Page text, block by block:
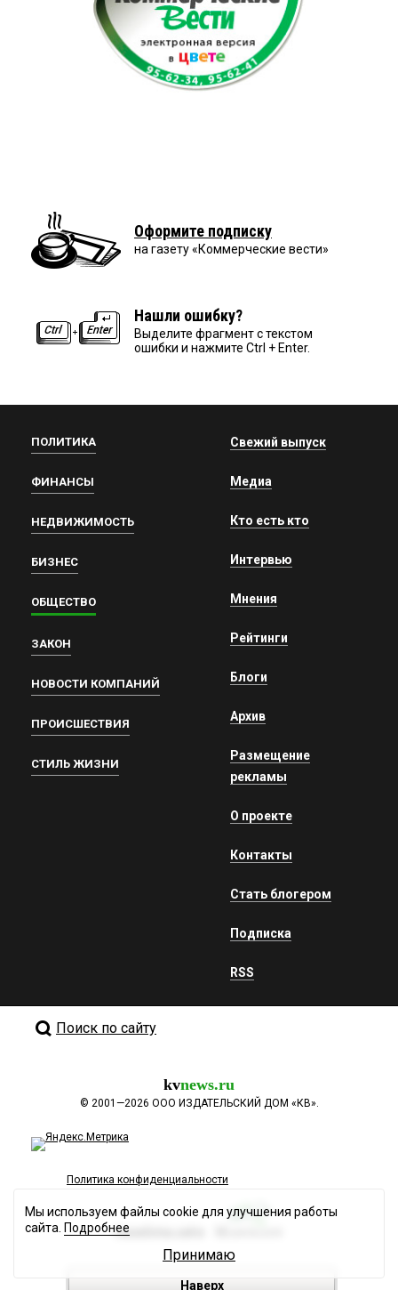
Оформите подписку
на газету «Коммерческие вести»
Нашли ошибку?
Выделите фрагмент с текстом
ошибки и нажмите Ctrl + Enter.
ПОЛИТИКА
ФИНАНСЫ
НЕДВИЖИМОСТЬ
БИЗНЕС
ОБЩЕСТВО
ЗАКОН
НОВОСТИ КОМПАНИЙ
ПРОИСШЕСТВИЯ
СТИЛЬ ЖИЗНИ
Свежий выпуск
Медиа
Кто есть кто
Интервью
Мнения
Рейтинги
Блоги
Архив
Размещение
рекламы
О проекте
Контакты
Стать блогером
Подписка
RSS
Поиск по сайту
kvnews.ru
© 2001—2026 ООО ИЗДАТЕЛЬСКИЙ ДОМ «КВ».
Политика конфиденциальности
Разработка сайта
Наверх
Мы используем файлы cookie для улучшения работы
сайта. Подробнее
Принимаю